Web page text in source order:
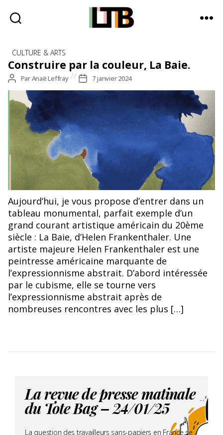
Bag
-
Média
d'information
quotidienne
Catégories
CULTURE & ARTS
Construire par la couleur, La Baie.
Auteur
de
l’article
ParAnaë Leffray
Date
de
l’article
7 janvier 2024
La Baie, Helen Frankenthaler, 1963. © Jean Mineraud -
Helen Frankenthaler, dans la lumière de Pollock
Aujourd’hui, je vous propose d’entrer dans un
tableau monumental, parfait exemple d’un
grand courant artistique américain du 20ème
siècle : La Baie, d’Helen Frankenthaler. Une
artiste majeure Helen Frankenthaler est une
peintresse américaine marquante de
l’expressionnisme abstrait. D’abord intéressée
par le cubisme, elle se tourne vers
l’expressionnisme abstrait après de
nombreuses rencontres avec les plus […]
La revue de presse matinale
du Tote Bag – 24/01/25
La question des travailleurs sans-papiers en France se